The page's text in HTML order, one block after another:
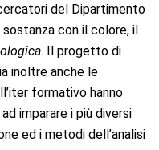
del Dipartimento
con il colore, il
. Il progetto di
inoltre anche le
formativo hanno
imparare i più diversi
ed i metodi dell’analisi